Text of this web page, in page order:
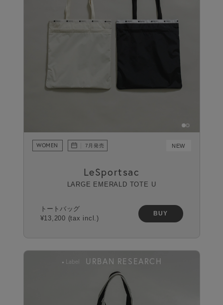
WOMEN 7月発売 NEW
LeSportsac
LARGE EMERALD TOTE U
トートバッグ
¥13,200 (tax incl.)
BUY
Label URBAN RESEARCH